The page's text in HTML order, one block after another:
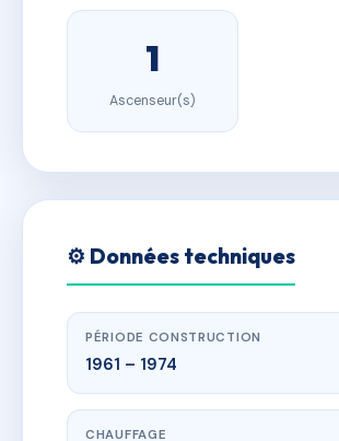
1
Ascenseur(s)
⚙️ Données techniques
PÉRIODE CONSTRUCTION
1961 – 1974
CHAUFFAGE